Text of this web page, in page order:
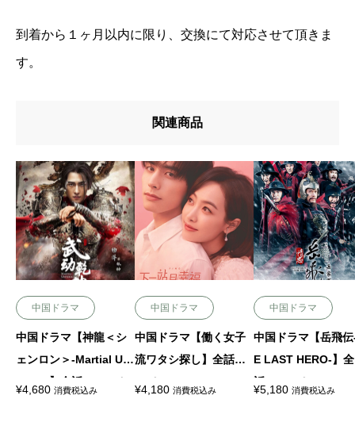
到着から１ヶ月以内に限り、交換にて対応させて頂きま
す。
関連商品
中国ドラマ
中国ドラマ【神龍＜シ
ェンロン＞-Martial Uni
verse-】全話 DVD＆
¥4,680 消費税込み
中国ドラマ
中国ドラマ【働く女子
流ワタシ探し】全話 D
VD＆Blu-ray
¥4,180 消費税込み
中国ドラマ
中国ドラマ【岳飛
E LAST HERO-】全
話 DVD＆Blu-ray
¥5,180 消費税込み